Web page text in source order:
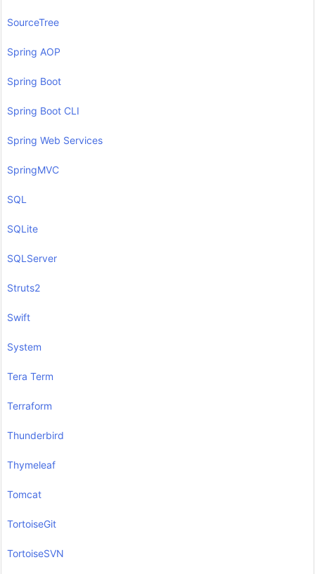
SourceTree
Spring AOP
Spring Boot
Spring Boot CLI
Spring Web Services
SpringMVC
SQL
SQLite
SQLServer
Struts2
Swift
System
Tera Term
Terraform
Thunderbird
Thymeleaf
Tomcat
TortoiseGit
TortoiseSVN